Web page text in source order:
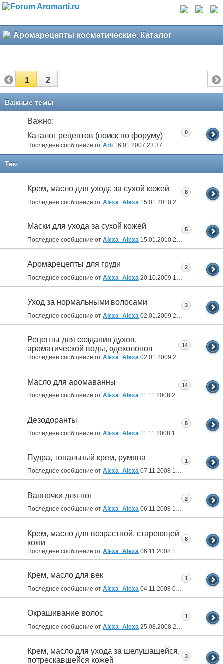
Аромарецепты косметические. Каталог
1 2
Важные темы
Важно:
Каталог рецептов (поиск по форуму)
Последнее сообщение от Arti 16.01.2007 23:37
0
Тем
Крем, масло для ухода за сухой кожей
Последнее сообщение от Alexa_Alexa 15.01.2010 21:43
8
Маски для ухода за сухой кожей
Последнее сообщение от Alexa_Alexa 15.01.2010 21:41
5
Аромарецепты для груди
Последнее сообщение от Alexa_Alexa 20.10.2009 15:57
2
Уход за нормальными волосами
Последнее сообщение от Alexa_Alexa 02.01.2009 20:38
3
Рецепты для создания духов,
ароматической воды, одеколонов
Последнее сообщение от Alexa_Alexa 02.01.2009 20:21
14
Масло для аромаванны
Последнее сообщение от Alexa_Alexa 11.11.2008 20:40
14
Дезодоранты
Последнее сообщение от Alexa_Alexa 11.11.2008 15:56
5
Пудра, тональный крем, румяна
Последнее сообщение от Alexa_Alexa 07.11.2008 14:37
1
Ванночки для ног
Последнее сообщение от Alexa_Alexa 06.11.2008 19:43
2
Крем, масло для возрастной, стареющей
кожи
Последнее сообщение от Alexa_Alexa 06.11.2008 19:38
8
Крем, масло для век
Последнее сообщение от Alexa_Alexa 04.11.2008 00:10
1
Окрашивание волос
Последнее сообщение от Alexa_Alexa 25.08.2008 21:42
1
Крем, масло для ухода за шелушащейся,
потрескавшейся кожей
3